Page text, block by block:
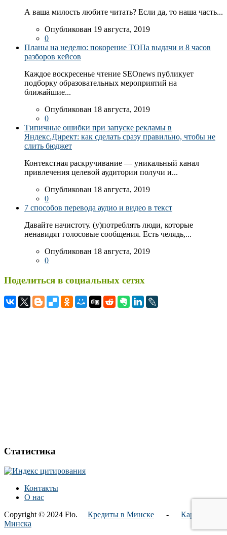
А ваша милость любите читать? Если да, то наша часть...
Опубликован 19 августа, 2019
0
Планы на неделю: покорение ТОПа выдачи и 8 часов
разборов кейсов
Каждое воскресенье чтение SEOnews публикует
подборку образовательных мероприятий на
ближайшие...
Опубликован 18 августа, 2019
0
Типичные ошибки при запуске рекламы в
Яндекс.Директ: как сделать сразу правильно, чтобы не
слить бюджет
Контекстная раскручивание — уникальный канал
привлечения целевой аудитории получи и...
Опубликован 18 августа, 2019
0
7 способов перевода аудио и видео в текст
Давайте начистоту. (у)потреблять люди, которые
ненавидят голосовые сообщения. Есть челядь,...
Опубликован 18 августа, 2019
0
Поделиться в социальных сетях
Статистика
Контакты
О нас
Copyright © 2024 Fio. Кредиты в Минске - Карта
Минска